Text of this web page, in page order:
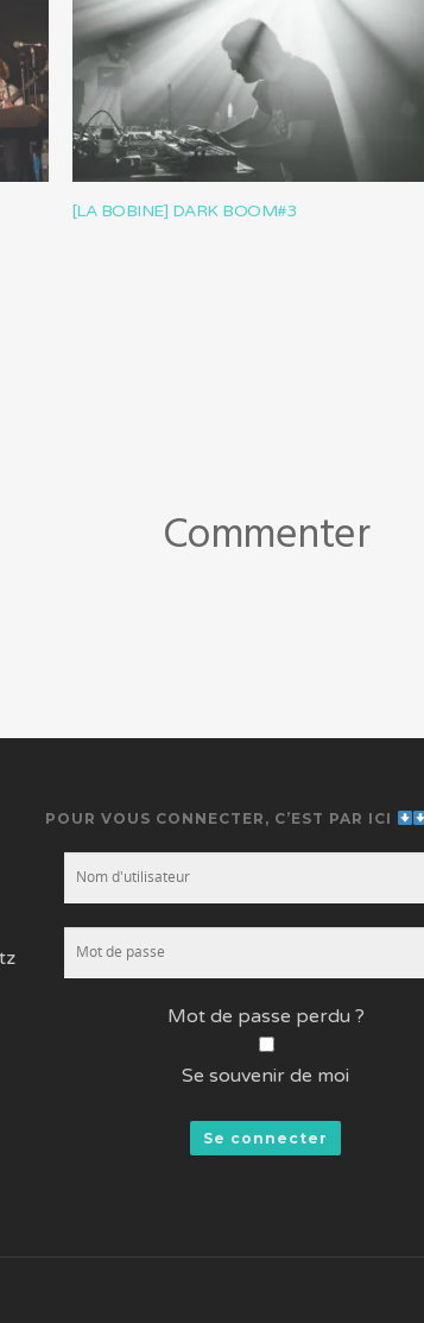
[LA BOBINE] DARK BOOM#3
Commenter
POUR VOUS CONNECTER, C’EST PAR ICI
Mot de passe perdu ?
Se souvenir de moi